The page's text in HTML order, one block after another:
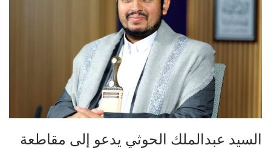
السيد عبدالملك الحوثي يدعو إلى مقاطعة